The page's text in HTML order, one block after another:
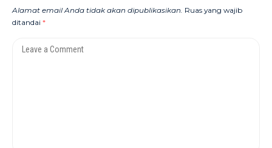
Alamat email Anda tidak akan dipublikasikan. Ruas yang wajib
ditandai *